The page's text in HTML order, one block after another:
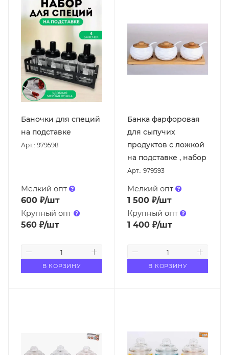
Баночки для специй
на подставке
Арт.: 979598
Мелкий опт
600 ₽/шт
Крупный опт
560 ₽/шт
В КОРЗИНУ
Банка фарфоровая
для сыпучих
продуктов с ложкой
на подставке , набор
Арт.: 979593
Мелкий опт
1 500₽/шт
Крупный опт
1 400₽/шт
В КОРЗИНУ